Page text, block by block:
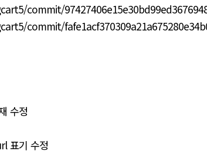
commit/
commit/
수정
표기 수정